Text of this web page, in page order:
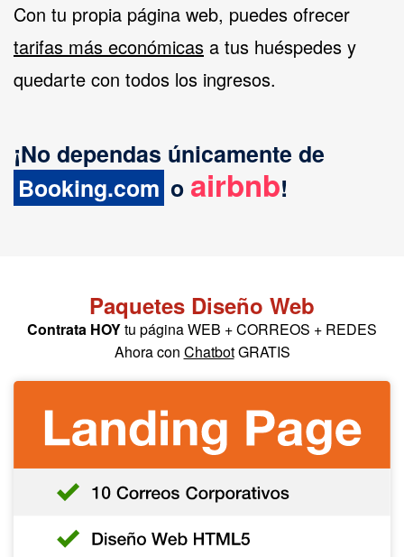
Con tu propia página web, puedes ofrecer
tarifas más económicas a tus huéspedes y
quedarte con todos los ingresos.
¡No dependas únicamente de
Booking.com o airbnb!
Paquetes Diseño Web
Contrata HOYtu página WEB + CORREOS + REDES
Ahora con ChatbotGRATIS